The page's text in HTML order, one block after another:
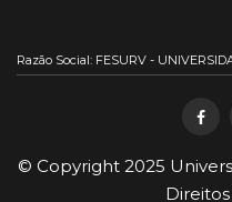
Razão Social: FESURV -
© Copyright 2025